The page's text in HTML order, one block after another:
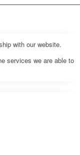
with our website.
services we are able to